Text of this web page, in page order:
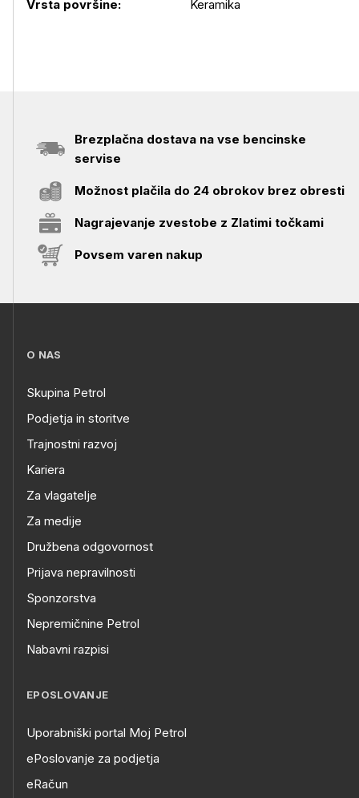
Vrsta površine: Keramika
Brezplačna dostava na vse bencinske
servise
Možnost plačila do 24 obrokov brez obresti
Nagrajevanje zvestobe z Zlatimi točkami
Povsem varen nakup
O NAS
Skupina Petrol
Podjetja in storitve
Trajnostni razvoj
Kariera
Za vlagatelje
Za medije
Družbena odgovornost
Prijava nepravilnosti
Sponzorstva
Nepremičnine Petrol
Nabavni razpisi
EPOSLOVANJE
Uporabniški portal Moj Petrol
ePoslovanje za podjetja
eRačun